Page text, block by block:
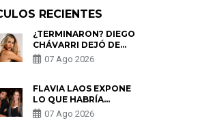
RECIENTES
¿TERMINARON? DIEGO
CHÁVARRI DEJÓ DE
SEGUIR A GABRIELA
HERRERA Y ANUNCIA SU
07 Ago 2026
FLAVIA LAOS EXPONE
LO QUE HABRÍA
BUSCADO PABLO
HEREDIA CON ALE
07 Ago 2026